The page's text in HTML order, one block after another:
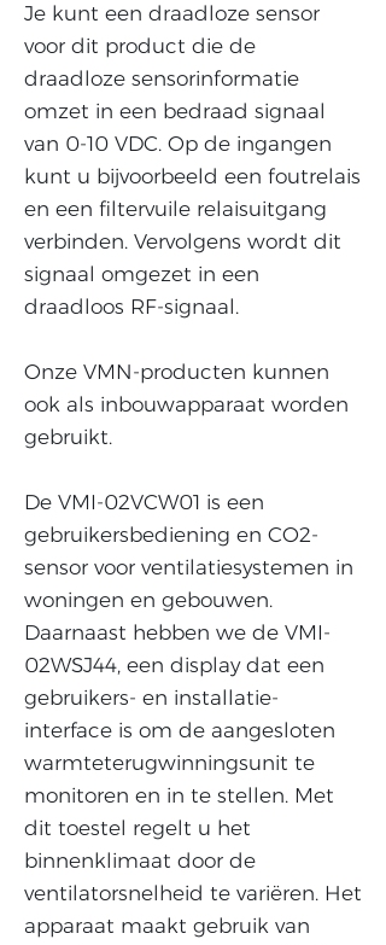
Je kunt een draadloze sensor
voor dit product die de
draadloze sensorinformatie
omzet in een bedraad signaal
van 0-10 VDC. Op de ingangen
kunt u bijvoorbeeld een foutrelais
en een filtervuile relaisuitgang
verbinden. Vervolgens wordt dit
signaal omgezet in een
draadloos RF-signaal. ​
Onze VMN-producten kunnen
ook als inbouwapparaat worden
gebruikt. ​
De VMI-02VCW01 is een
gebruikersbediening en CO2-
sensor voor ventilatiesystemen in
woningen en gebouwen.
Daarnaast hebben we de VMI-
02WSJ44, een display dat een
gebruikers- en installatie-
interface is om de aangesloten
warmteterugwinningsunit te
monitoren en in te stellen. Met
dit toestel regelt u het
binnenklimaat door de
ventilatorsnelheid te variëren. Het
apparaat maakt gebruik van